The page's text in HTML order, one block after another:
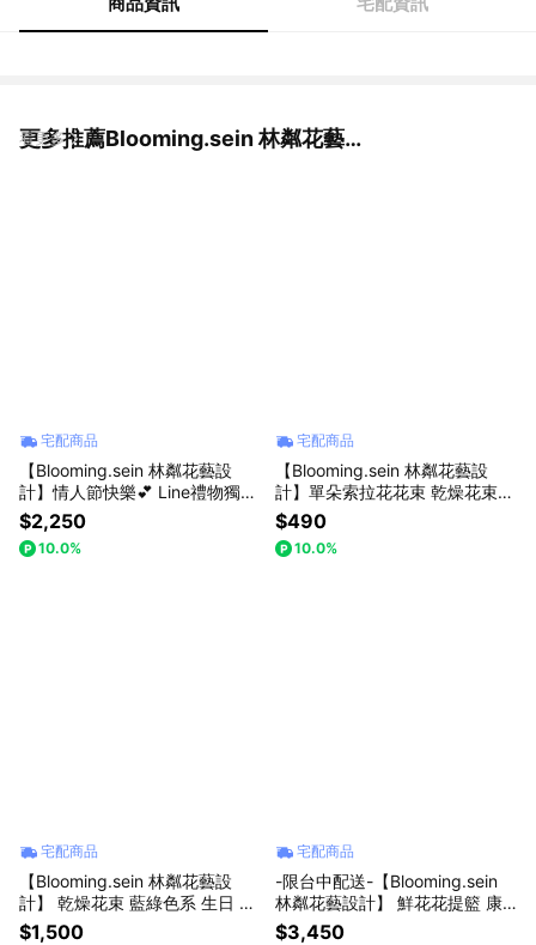
更多推薦Blooming.sein 林粼花藝設計
看更多
宅配商品
【Blooming.sein 林粼花藝設
計】情人節快樂💕 Line禮物獨
家-永生乾燥花束 西洋情人節 情
人節 生日 畢業 節日禮物
$2,250
10.0%
宅配商品
【Blooming.sein 林粼花藝設
計】單朵索拉花花束 乾燥花束
畢業 生日 情人節 擴香花 節日禮
物
$490
10.0%
宅配商品
【Blooming.sein 林粼花藝設
計】 乾燥花束 藍綠色系 生日 情
人節 畢業 節日禮物
$1,500
宅配商品
-限台中配送-【Blooming.sein
林粼花藝設計】 鮮花花提籃 康
乃馨 情人節 生日 節日禮物
$3,450